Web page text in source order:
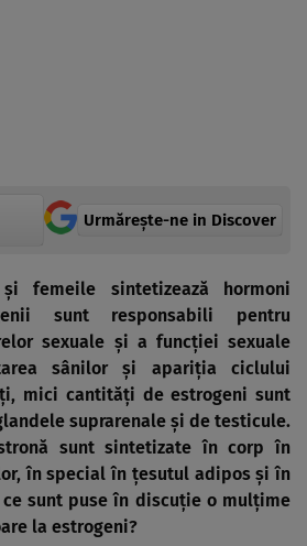
Urmărește-ne in Discover
femeile sintetizează hormoni
sunt responsabili pentru
sexuale şi a funcţiei sexuale
sânilor şi apariţia ciclului
mici cantităţi de estrogeni sunt
suprarenale şi de testicule.
sunt sintetizate în corp în
în special în ţesutul adipos şi în
sunt puse în discuţie o mulţime
la estrogeni?